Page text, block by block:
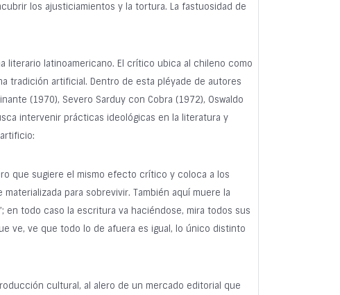
los ajusticiamientos y la tortura. La fastuosidad de
literario latinoamericano. El crítico ubica al chileno como
tradición artificial. Dentro de esta pléyade de autores
(1970), Severo Sarduy con Cobra (1972), Oswaldo
intervenir prácticas ideológicas en la literatura y
que sugiere el mismo efecto crítico y coloca a los
para sobrevivir. También aquí muere la
en todo caso la escritura va haciéndose, mira todos sus
ve, ve que todo lo de afuera es igual, lo único distinto
cultural, al alero de un mercado editorial que